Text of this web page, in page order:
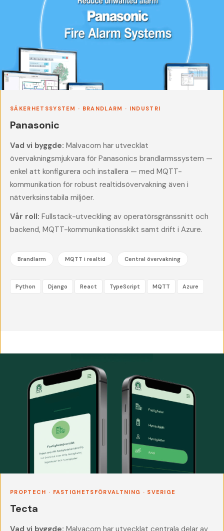
SÄKERHETSSYSTEM · BRANDLARM · INDUSTRI
Panasonic
Vad vi byggde: Malvacom har utvecklat
övervakningsmjukvara för Panasonics brandlarmssystem —
enkel att konfigurera och installera — med MQTT-
kommunikation för robust realtidsövervakning även i
nätverksinstabila miljöer.
Vår roll: Fullstack-utveckling av operatörsgränssnitt och
backend, MQTT-kommunikationsskikt samt drift i Azure.
Brandlarm MQTT i realtid Central övervakning
Python Django React TypeScript MQTT Azure
PROPTECH · FASTIGHETSFÖRVALTNING · SVERIGE
Tecta
Vad vi byggde: Malvacom har utvecklat centrala delar av